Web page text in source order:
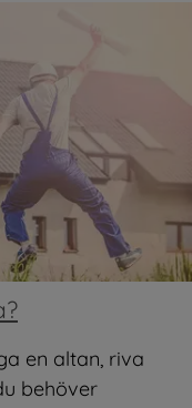
en altan, riva
behöver